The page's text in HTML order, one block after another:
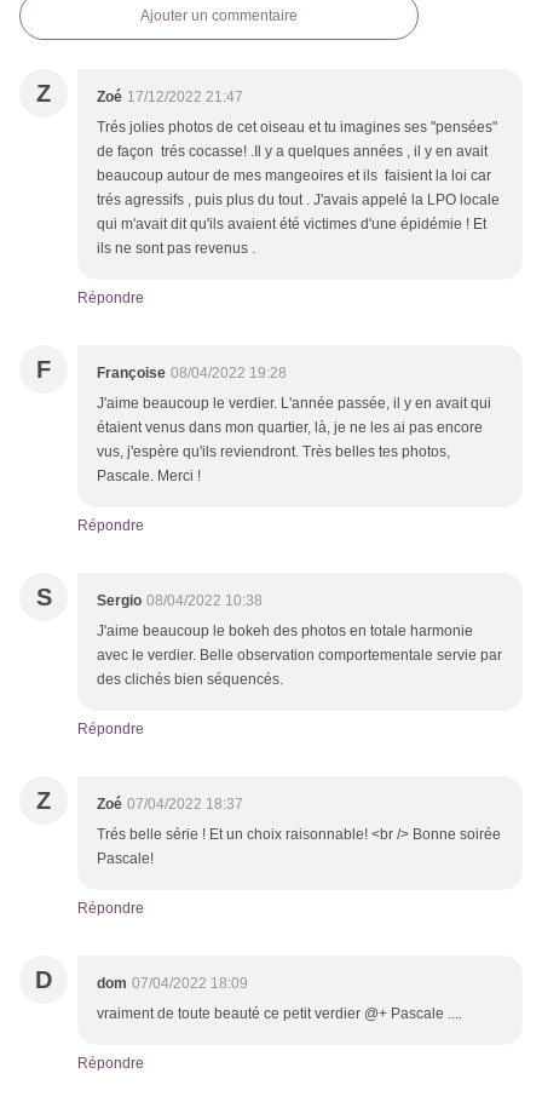
Ajouter un commentaire
Z Zoé 17/12/2022 21:47
Trés jolies photos de cet oiseau et tu imagines ses "pensées"
de façon trés cocasse! .Il y a quelques années , il y en avait
beaucoup autour de mes mangeoires et ils faisient la loi car
trés agressifs , puis plus du tout . J'avais appelé la LPO locale
qui m'avait dit qu'ils avaient été victimes d'une épidémie ! Et
ils ne sont pas revenus .
Répondre
F Françoise 08/04/2022 19:28
J'aime beaucoup le verdier. L'année passée, il y en avait qui
étaient venus dans mon quartier, là, je ne les ai pas encore
vus, j'espère qu'ils reviendront. Très belles tes photos,
Pascale. Merci !
Répondre
S Sergio 08/04/2022 10:38
J'aime beaucoup le bokeh des photos en totale harmonie
avec le verdier. Belle observation comportementale servie par
des clichés bien séquencés.
Répondre
Z Zoé 07/04/2022 18:37
Trés belle série ! Et un choix raisonnable! <br /> Bonne soirée
Pascale!
Répondre
D dom 07/04/2022 18:09
vraiment de toute beauté ce petit verdier @+ Pascale ....
Répondre